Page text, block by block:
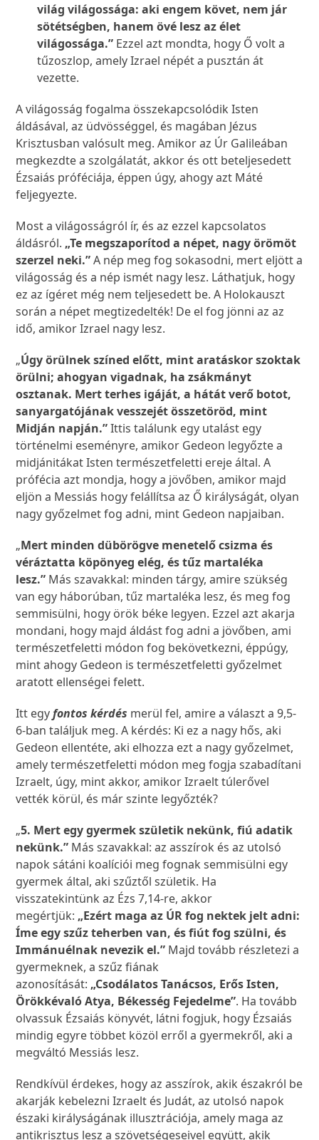
világ világossága: aki engem követ, nem jár
sötétségben, hanem övé lesz az élet
világossága.” Ezzel azt mondta, hogy Ő volt a
tűzoszlop, amely Izrael népét a pusztán át
vezette.
A világosság fogalma összekapcsolódik Isten
áldásával, az üdvösséggel, és magában Jézus
Krisztusban valósult meg. Amikor az Úr Galileában
megkezdte a szolgálatát, akkor és ott beteljesedett
Ézsaiás próféciája, éppen úgy, ahogy azt Máté
feljegyezte.
Most a világosságról ír, és az ezzel kapcsolatos
áldásról. „Te megszaporítod a népet, nagy örömöt
szerzel neki.”A nép meg fog sokasodni, mert eljött a
világosság és a nép ismét nagy lesz. Láthatjuk, hogy
ez az ígéret még nem teljesedett be. A Holokauszt
során a népet megtizedelték! De el fog jönni az az
idő, amikor Izrael nagy lesz.
„Úgy örülnek színed előtt, mint aratáskor szoktak
örülni; ahogyan vigadnak, ha zsákmányt
osztanak. Mert terhes igáját, a hátát verő botot,
sanyargatójának vesszejét összetöröd, mint
Midján napján.”Ittis találunk egy utalást egy
történelmi eseményre, amikor Gedeon legyőzte a
midjánitákat Isten természetfeletti ereje által. A
prófécia azt mondja, hogy a jövőben, amikor majd
eljön a Messiás hogy felállítsa az Ő királyságát, olyan
nagy győzelmet fog adni, mint Gedeon napjaiban.
„Mert minden dübörögve menetelő csizma és
véráztatta köpönyeg elég, és tűz martaléka
lesz.” Más szavakkal: minden tárgy, amire szükség
van egy háborúban, tűz martaléka lesz, és meg fog
semmisülni, hogy örök béke legyen. Ezzel azt akarja
mondani, hogy majd áldást fog adni a jövőben, ami
természetfeletti módon fog bekövetkezni, éppúgy,
mint ahogy Gedeon is természetfeletti győzelmet
aratott ellenségei felett.
Itt egyfontos kérdés merül fel, amire a választ a 9,5-
6-ban találjuk meg. A kérdés: Ki ez a nagy hős, aki
Gedeon ellentéte, aki elhozza ezt a nagy győzelmet,
amely természetfeletti módon meg fogja szabadítani
Izraelt, úgy, mint akkor, amikor Izraelt túlerővel
vették körül, és már szinte legyőzték?
„5. Mert egy gyermek születik nekünk, fiú adatik
nekünk.” Más szavakkal: az asszírok és az utolsó
napok sátáni koalíciói meg fognak semmisülni egy
gyermek által, aki szűztől születik. Ha
visszatekintünk az Ézs 7,14-re, akkor
megértjük: „Ezért maga az ÚR fog nektek jelt adni:
Íme egy szűz teherben van, és fiút fog szülni, és
Immánuélnak nevezik el.” Majd tovább részletezi a
gyermeknek, a szűz fiának
azonosítását: „Csodálatos Tanácsos, Erős Isten,
Örökkévaló Atya, Békesség Fejedelme”. Ha tovább
olvassuk Ézsaiás könyvét, látni fogjuk, hogy Ézsaiás
mindig egyre többet közöl erről a gyermekről, aki a
megváltó Messiás lesz.
Rendkívül érdekes, hogy az asszírok, akik északról be
akarják kebelezni Izraelt és Judát, az utolsó napok
északi királyságának illusztrációja, amely maga az
antikrisztus lesz a szövetségeseivel együtt, akik